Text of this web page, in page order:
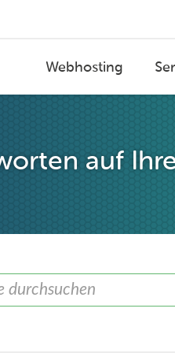
Webhosting
auf